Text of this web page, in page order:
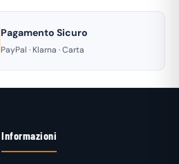
Pagamento Sicuro
PayPal · Klarna · Carta
Informazioni